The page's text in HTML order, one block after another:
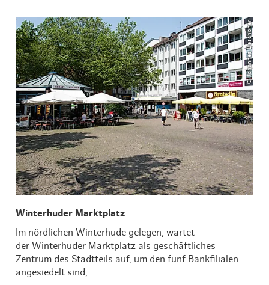
© Johannes Beschoner
Winterhuder Marktplatz
Im nördlichen Winterhude gelegen, wartet
der Winterhuder Marktplatz als geschäftliches
Zentrum des Stadtteils auf, um den fünf Bankfilialen
angesiedelt sind,…